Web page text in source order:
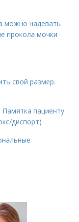
можно надевать
прокола мочки
свой размер.
Памятка пациенту
диспорт)